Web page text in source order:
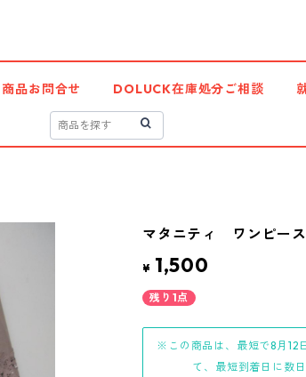
商品お問合せ DOLUCK在庫処分ご相談
マタニティ ワンピ
¥ 1,500
残り1点
※この商品は、最短で8月12
て、最短到着日に数